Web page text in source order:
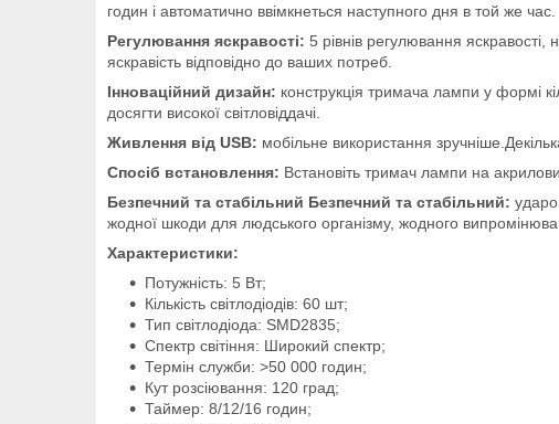
годин і автоматично ввімкнеться наступного дня в той же час.
Регулювання яскравості: 5 рівнів регулювання яскравості,
яскравість відповідно до ваших потреб.
Інноваційний дизайн: конструкція тримача лампи у формі
досягти високої світловіддачі.
Живлення від USB: мобільне використання
Спосіб встановлення: Встановіть тримач лампи на
Безпечний та стабільний Безпечний та стабільний:
жодної шкоди для людського організму, жодного
Характеристики:
Потужність: 5 Вт;
Кількість світлодіодів: 60 шт;
Тип світлодіода: SMD2835;
Спектр світіння: Широкий спектр;
Термін служби: >50 000 годин;
Кут розсіювання: 120 град;
Таймер: 8/12/16 годин;